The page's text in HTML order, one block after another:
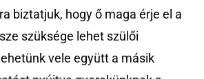
biztatjuk, hogy ő maga érje el a
szüksége lehet szülői
vele együtt a másik